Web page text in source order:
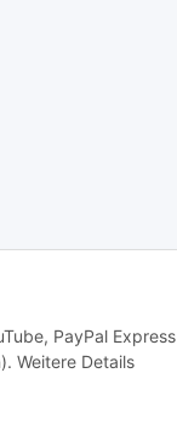
PayPal Express
Weitere Details